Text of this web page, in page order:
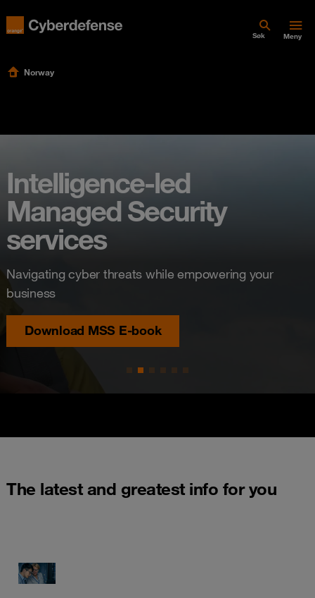
Søk Meny
Norway
Intelligence-led
Managed Security
services
Navigating cyber threats while empowering your
business
Download MSS E-book
The latest and greatest info for you